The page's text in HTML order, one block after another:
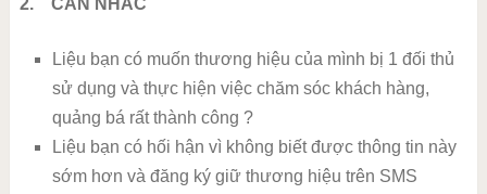
2. CÂN NHẮC
Liệu bạn có muốn thương hiệu của mình bị 1 đối thủ
sử dụng và thực hiện việc chăm sóc khách hàng,
quảng bá rất thành công ?
Liệu bạn có hối hận vì không biết được thông tin này
sớm hơn và đăng ký giữ thương hiệu trên SMS